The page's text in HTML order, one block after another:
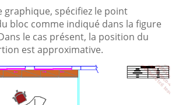
graphique, spécifiez le point
bloc comme indiqué dans la figure
le cas présent, la position du
est approximative.